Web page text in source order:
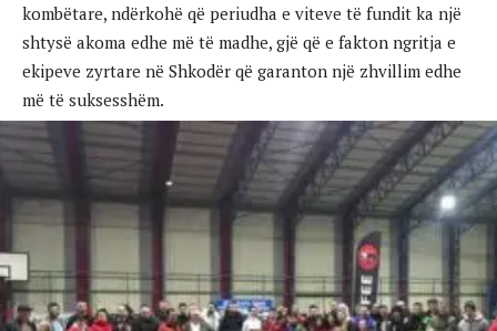
kombëtare, ndërkohë që periudha e viteve të fundit ka një
shtysë akoma edhe më të madhe, gjë që e fakton ngritja e
ekipeve zyrtare në Shkodër që garanton një zhvillim edhe
më të suksesshëm.